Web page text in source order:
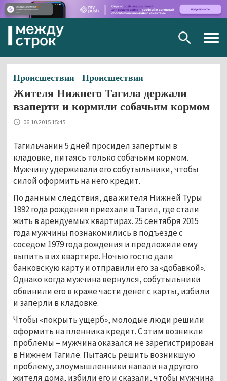
Происшествия Происшествия
Жителя Нижнего Тагила держали
взаперти и кормили собачьим кормом
06.10.2015 15:45
Тагильчанин 5 дней просидел запертым в
кладовке, питаясь только собачьим кормом.
Мужчину удерживали его собутыльники, чтобы
силой оформить на него кредит.
По данным следствия, два жителя Нижней Туры
1992 года рождения приехали в Тагил, где стали
жить в арендуемых квартирах. 25 сентября 2015
года мужчины познакомились в подъезде с
соседом 1979 года рождения и предложили ему
выпить в их квартире. Ночью гостю дали
банковскую карту и отправили его за «добавкой».
Однако когда мужчина вернулся, собутыльники
обвинили его в краже части денег с карты, избили
и заперли в кладовке.
Чтобы «покрыть ущерб», молодые люди решили
оформить на пленника кредит. С этим возникли
проблемы – мужчина оказался не зарегистрирован
в Нижнем Тагиле. Пытаясь решить возникшую
проблему, злоумышленники напали на другого
жителя дома, избили его и сказали, чтобы мужчина